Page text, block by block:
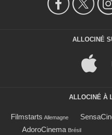
ALLOCINÉ
ALLOCINÉ À
Filmstarts Allemagne
AdoroCinema Brésil